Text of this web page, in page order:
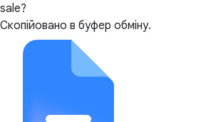
sale?
Скопійовано в буфер обміну.